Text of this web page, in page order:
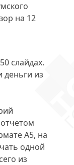
на 12
слайдах.
деньги из
А5, на
одной
из